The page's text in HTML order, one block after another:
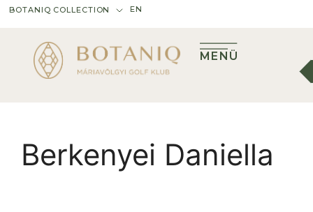
BOTANIQ COLLECTION EN
MENÜ
Berkenyei Daniella